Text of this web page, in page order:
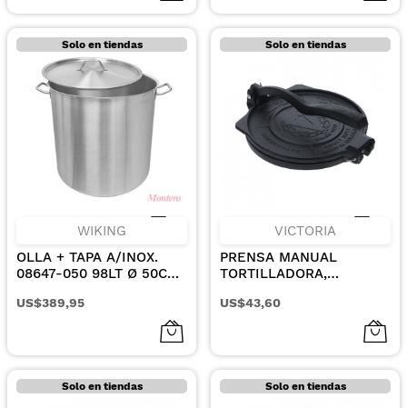
Solo en tiendas
WIKING
OLLA + TAPA A/INOX.
08647-050 98LT Ø 50CM
US$389,95
Solo en tiendas
VICTORIA
PRENSA MANUAL
TORTILLADORA,
US$43,60
Solo en tiendas Solo en tiendas